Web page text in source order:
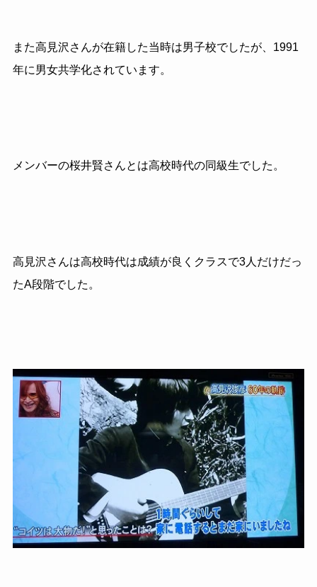
また高見沢さんが在籍した当時は男子校でしたが、1991
年に男女共学化されています。
メンバーの桜井賢さんとは高校時代の同級生でした。
高見沢さんは高校時代は成績が良くクラスで3人だけだっ
たA段階でした。